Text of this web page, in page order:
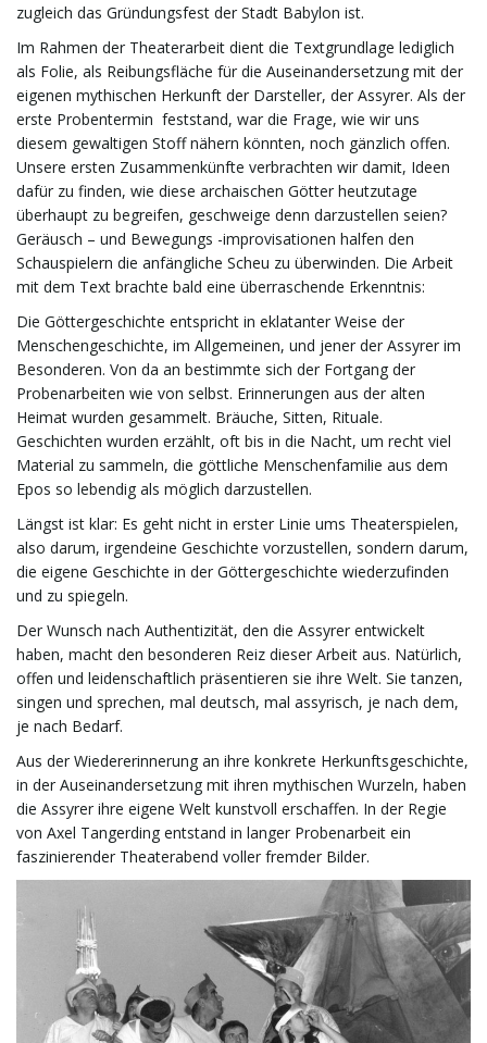
i
o
n
u
m
zugleich das Gründungsfest der Stadt Babylon ist.
Im Rahmen der Theaterarbeit dient die Textgrundlage lediglich
als Folie, als Reibungsfläche für die Auseinandersetzung mit der
eigenen mythischen Herkunft der Darsteller, der Assyrer. Als der
erste Probentermin feststand, war die Frage, wie wir uns
diesem gewaltigen Stoff nähern könnten, noch gänzlich offen.
Unsere ersten Zusammenkünfte verbrachten wir damit, Ideen
dafür zu finden, wie diese archaischen Götter heutzutage
überhaupt zu begreifen, geschweige denn darzustellen seien?
Geräusch – und Bewegungs -improvisationen halfen den
Schauspielern die anfängliche Scheu zu überwinden. Die Arbeit
mit dem Text brachte bald eine überraschende Erkenntnis:
Die Göttergeschichte entspricht in eklatanter Weise der
Menschengeschichte, im Allgemeinen, und jener der Assyrer im
Besonderen. Von da an bestimmte sich der Fortgang der
Probenarbeiten wie von selbst. Erinnerungen aus der alten
Heimat wurden gesammelt. Bräuche, Sitten, Rituale.
Geschichten wurden erzählt, oft bis in die Nacht, um recht viel
Material zu sammeln, die göttliche Menschenfamilie aus dem
Epos so lebendig als möglich darzustellen.
Längst ist klar: Es geht nicht in erster Linie ums Theaterspielen,
also darum, irgendeine Geschichte vorzustellen, sondern darum,
die eigene Geschichte in der Göttergeschichte wiederzufinden
und zu spiegeln.
Der Wunsch nach Authentizität, den die Assyrer entwickelt
haben, macht den besonderen Reiz dieser Arbeit aus. Natürlich,
offen und leidenschaftlich präsentieren sie ihre Welt. Sie tanzen,
singen und sprechen, mal deutsch, mal assyrisch, je nach dem,
je nach Bedarf.
Aus der Wiedererinnerung an ihre konkrete Herkunftsgeschichte,
in der Auseinandersetzung mit ihren mythischen Wurzeln, haben
die Assyrer ihre eigene Welt kunstvoll erschaffen. In der Regie
von Axel Tangerding entstand in langer Probenarbeit ein
faszinierender Theaterabend voller fremder Bilder.